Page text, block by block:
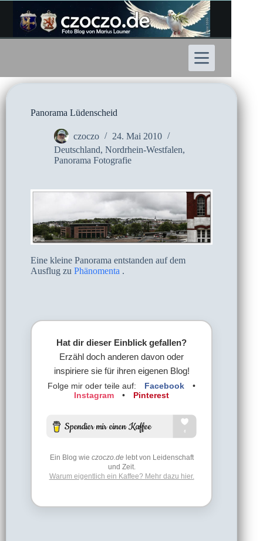
Inhalt
springen
Panorama Lüdenscheid
czoczo
24. Mai 2010
Deutschland, Nordrhein-Westfalen,
Panorama Fotografie
Eine kleine Panorama entstanden auf dem
Ausflug zu Phänomenta .
Hat dir dieser Einblick gefallen?
Erzähl doch anderen davon oder
inspiriere sie für ihren eigenen Blog!
Folge mir oder teile auf: Facebook
•
Instagram
• Pinterest
Ein Blog wie czoczo.delebt von Leidenschaft
und Zeit.
Warum eigentlich ein Kaffee? Mehr dazu hier.